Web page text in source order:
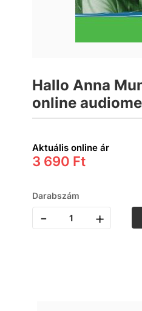
Hallo Anna
online
Aktuális online ár
3 690 Ft
Darabszám
- +